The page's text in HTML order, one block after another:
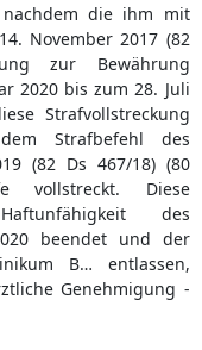
die ihm mit
November 2017 (82
zur Bewährung
2020 bis zum 28. Juli
Strafvollstreckung
Strafbefehl des
(82 Ds 467/18) (80
vollstreckt. Diese
des
beendet und der
B… entlassen,
Genehmigung -